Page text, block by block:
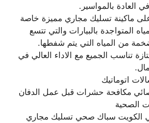
العادة بالمواسير.
على ماكينة تسليك مجاري مميزة خاصة
المتواجدة بالبيارات والتي تتسع
من المياه التي يتم شفطها.
تناسب الجميع مع الاداء العالي في
اتوماتيك
مكافحة حشرات قبل عمل الدفان
الصحية
الكويت سباك صحي تسليك مجاري